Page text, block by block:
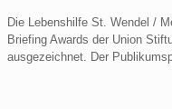
Die Lebenshilfe St. Wendel /
Briefing Awards der Union
ausgezeichnet. Der